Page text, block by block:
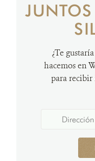
¿Te
hacemos en
para